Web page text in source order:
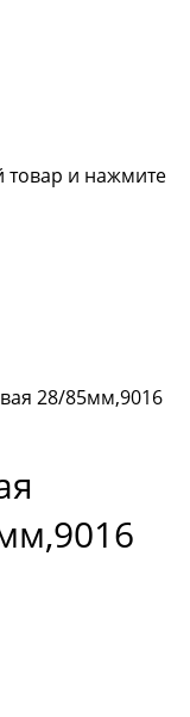
товар и нажмите
28/85мм,9016